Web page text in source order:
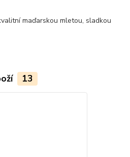
maďarskou mletou, sladkou
13